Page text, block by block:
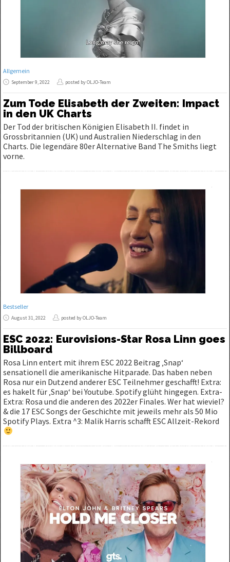
Allgemein
September 9, 2022 posted by OLJO-Team
Zum Tode Elisabeth der Zweiten: Impact
in den UK Charts
Der Tod der britischen Königien Elisabeth II. findet in
Grossbritannien (UK) und Australien Niederschlag in den
Charts. Die legendäre 80er Alternative Band The Smiths liegt
vorne.
Bestseller
August 31, 2022 posted by OLJO-Team
ESC 2022: Eurovisions-Star Rosa Linn goes
Billboard
Rosa Linn entert mit ihrem ESC 2022 Beitrag ‚Snap‘
sensationell die amerikanische Hitparade. Das haben neben
Rosa nur ein Dutzend anderer ESC Teilnehmer geschafft! Extra:
es hakelt für ‚Snap‘ bei Youtube. Spotify glüht hingegen. Extra-
Extra: Rosa und die anderen des 2022er Finales. Wer hat wieviel?
& die 17 ESC Songs der Geschichte mit jeweils mehr als 50 Mio
Spotify Plays. Extra ^3: Malik Harris schafft ESC Allzeit-Rekord